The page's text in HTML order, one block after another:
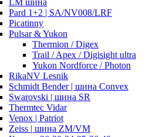
LM шина
Pard 1+2 | SA/NV008/LRF
Picatinny
Pulsar & Yukon
Thermion / Digex
Trail / Apex / Digisight ultra
Yukon Nordforce / Photon
RikaNV Lesnik
Schmidt Bender | шина Convex
Swarovski | шина SR
Thermtec Vidar
Venox | Patriot
Zeiss | шина ZM/VM